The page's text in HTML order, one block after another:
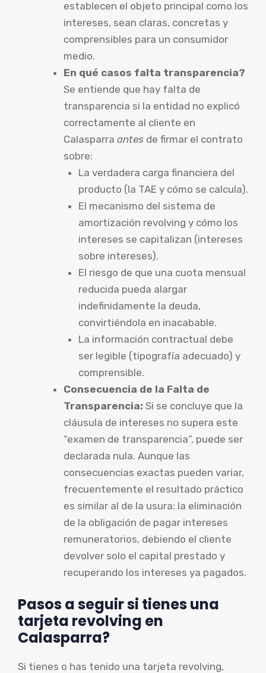
establecen el objeto principal como los
intereses, sean claras, concretas y
comprensibles para un consumidor
medio.
En qué casos falta transparencia?
Se entiende que hay falta de
transparencia si la entidad no explicó
correctamente al cliente en
Calasparra antes de firmar el contrato
sobre:
La verdadera carga financiera del
producto (la TAE y cómo se calcula).
El mecanismo del sistema de
amortización revolving y cómo los
intereses se capitalizan (intereses
sobre intereses).
El riesgo de que una cuota mensual
reducida pueda alargar
indefinidamente la deuda,
convirtiéndola en inacabable.
La información contractual debe
ser legible (tipografía adecuado) y
comprensible.
Consecuencia de la Falta de
Transparencia: Si se concluye que la
cláusula de intereses no supera este
“examen de transparencia”, puede ser
declarada nula. Aunque las
consecuencias exactas pueden variar,
frecuentemente el resultado práctico
es similar al de la usura: la eliminación
de la obligación de pagar intereses
remuneratorios, debiendo el cliente
devolver solo el capital prestado y
recuperando los intereses ya pagados.
Pasos a seguir si tienes una
tarjeta revolving en
Calasparra?
Si tienes o has tenido una tarjeta revolving,